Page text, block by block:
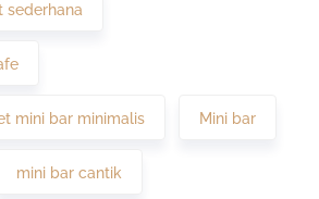
sederhana
mini bar minimalis Mini bar
mini bar cantik